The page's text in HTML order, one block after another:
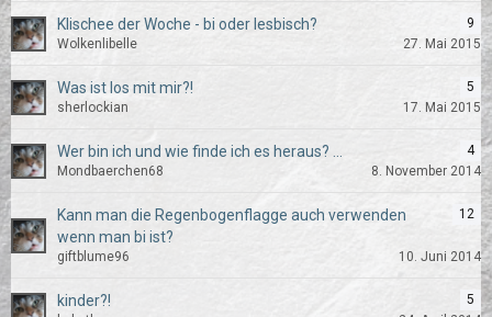
Klischee der Woche - bi oder lesbisch?
9
Wolkenlibelle
27. Mai 2015
Was ist los mit mir?!
5
sherlockian
17. Mai 2015
Wer bin ich und wie finde ich es heraus? ...
4
Mondbaerchen68
8. November 2014
Kann man die Regenbogenflagge auch verwenden
wenn man bi ist?
12
giftblume96 10. Juni 2014
kinder?!
5